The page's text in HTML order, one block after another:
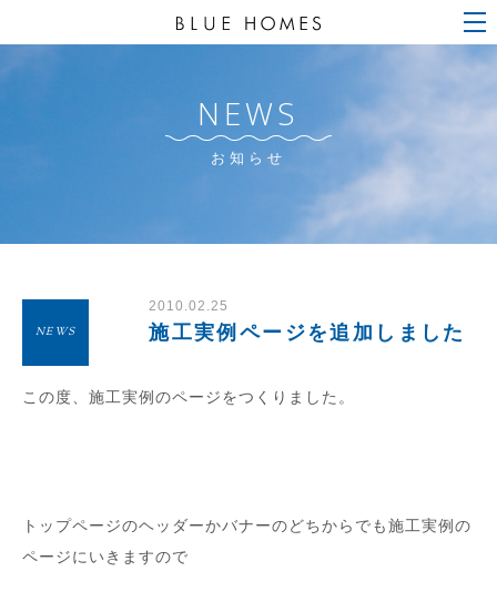
NEWS
お知らせ
NEWS
2010.02.25
施工実例ページを追加しました
この度、施工実例のページをつくりました。
トップページのヘッダーかバナーのどちからでも施工実例の
ページにいきますので